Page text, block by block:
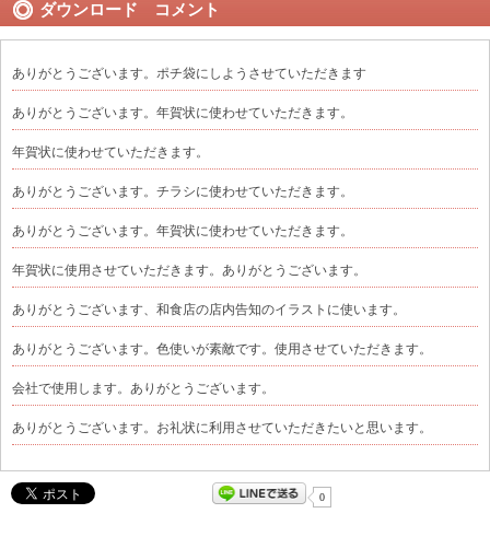
ダウンロード コメント
ありがとうございます。ポチ袋にしようさせていただきます
ありがとうございます。年賀状に使わせていただきます。
年賀状に使わせていただきます。
ありがとうございます。チラシに使わせていただきます。
ありがとうございます。年賀状に使わせていただきます。
年賀状に使用させていただきます。ありがとうございます。
ありがとうございます、和食店の店内告知のイラストに使います。
ありがとうございます。色使いが素敵です。使用させていただきます。
会社で使用します。ありがとうございます。
ありがとうございます。お礼状に利用させていただきたいと思います。
0